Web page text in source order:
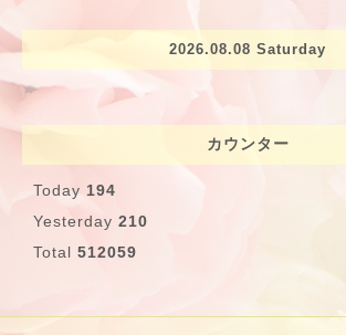
2026.08.08 Saturday
カウンター
Today 194
Yesterday 210
Total 512059